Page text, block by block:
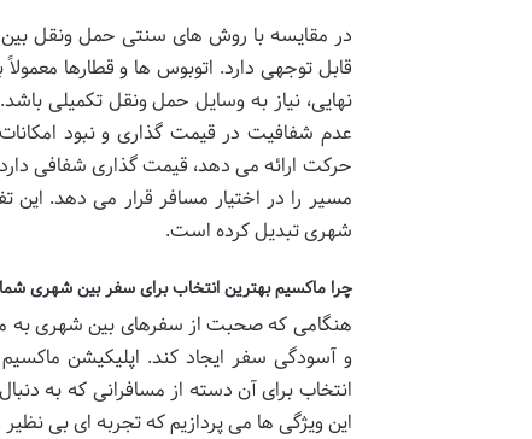
در مقایسه با روش های سنتی حمل ونقل بین
قابل توجهی دارد. اتوبوس ها و قطارها
نهایی، نیاز به وسایل حمل ونقل تکمیلی
عدم شفافیت در قیمت گذاری و نبود
حرکت ارائه می دهد، قیمت گذاری شفافی
مسیر را در اختیار مسافر قرار می دهد. این
شهری تبدیل کرده است.
چرا ماکسیم بهترین انتخاب برای سفر بین شهری
هنگامی که صحبت از سفرهای بین شهری به
و آسودگی سفر ایجاد کند. اپلیکیشن ماکسیم
انتخاب برای آن دسته از مسافرانی که به
این ویژگی ها می پردازیم که تجربه ای بی